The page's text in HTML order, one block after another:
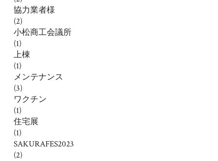
協力業者様
(2)
小松商工会議所
(1)
上棟
(1)
メンテナンス
(3)
ワクチン
(1)
住宅展
(1)
SAKURAFES2023
(2)